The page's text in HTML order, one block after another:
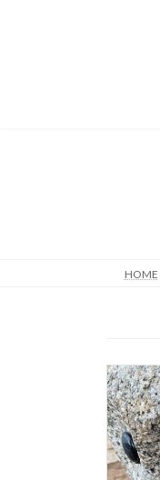
HOME